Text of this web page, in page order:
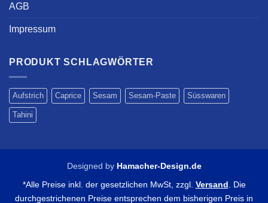
AGB
Impressum
PRODUKT SCHLAGWÖRTER
Aufstrich Caprice Sesam Sesam-Paste Süsswaren
Tahini
Designed by Hamacher-Design.de
*Alle Preise inkl. der gesetzlichen MwSt, zzgl. Versand . Die
durchgestrichenen Preise entsprechen dem bisherigen Preis in